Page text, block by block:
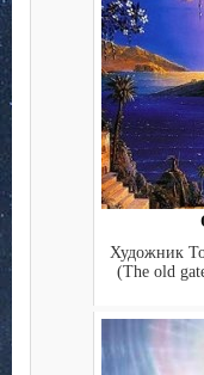
Художник
(The old